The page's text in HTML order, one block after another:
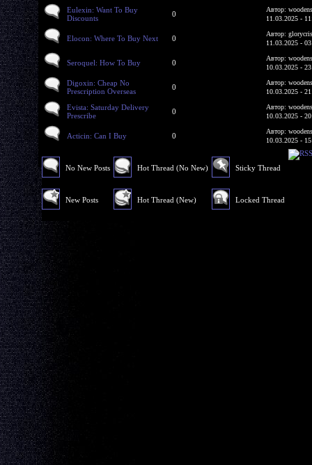
Eulexin: Want To Buy
Discounts
0
Автор:
11.03.2025 -
Elocon: Where To Buy Next 0
Автор:
11.03.2025 -
Seroquel: How To Buy 0
Автор:
10.03.2025 -
Digoxin: Cheap No
Prescription Overseas
0
Автор:
10.03.2025 -
Evista: Saturday Delivery
Prescribe
0
Автор:
10.03.2025 -
Acticin: Can I Buy 0
Автор:
10.03.2025 -
No New Posts
New Posts
Hot Thread (No New)
Hot Thread (New)
Sticky Thread
Locked Thread